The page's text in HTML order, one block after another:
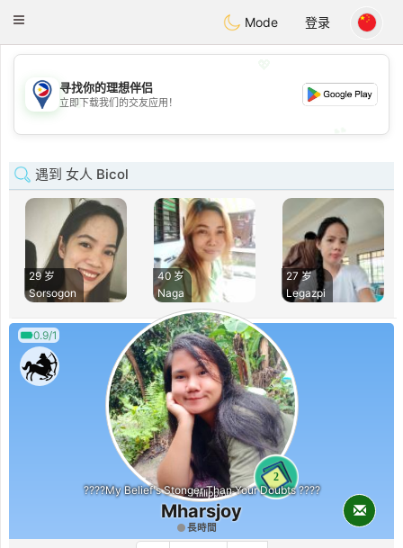
PhilippinesChat
Toggle
Mode 登录
💖
💕
寻找你的理想伴侣
立即下载我们的交友应用！
遇到 女人 Bicol
29 岁
Sorsogon
40 岁
Naga
27 岁
Legazpi
0.9/1
2
????My Belief's Stonger Than Your Doubts ????
Mharsjoy
長時間